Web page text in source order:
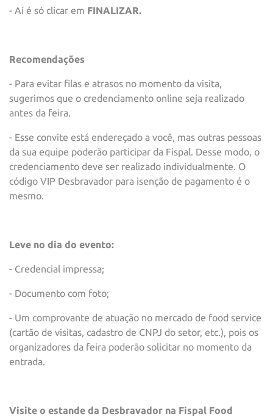
- Aí é só clicar em FINALIZAR.
Recomendações
- Para evitar filas e atrasos no momento da visita,
sugerimos que o credenciamento online seja realizado
antes da feira.
- Esse convite está endereçado a você, mas outras pessoas
da sua equipe poderão participar da Fispal. Desse modo, o
credenciamento deve ser realizado individualmente. O
código VIP Desbravador para isenção de pagamento é o
mesmo.
Leve no dia do evento:
- Credencial impressa;
- Documento com foto;
- Um comprovante de atuação no mercado de food service
(cartão de visitas, cadastro de CNPJ do setor, etc.), pois os
organizadores da feira poderão solicitar no momento da
entrada.
Visite o estande da Desbravador na Fispal Food